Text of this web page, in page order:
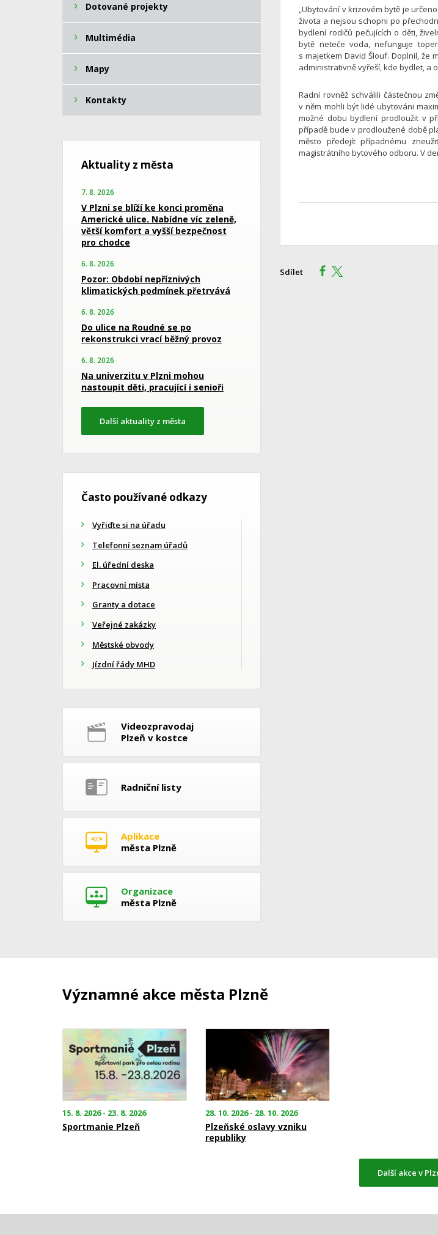
„Ubytování v krizovém bytě je
života a nejsou schopni po
bydlení rodičů pečujících o děti,
bytě neteče voda, nefunguje
s majetkem David Šlouf. Doplnil, že
administrativně vyřeší, kde bydlet, a
Radní rovněž schválili částečnou
v něm mohli být lidé ubytováni
možné dobu bydlení prodloužit v
případě bude v prodloužené době
město předejít případnému
magistrátního bytového odboru. V
Sdílet
Dotované projekty
Multimédia
Mapy
Kontakty
Aktuality z města
7. 8. 2026
V Plzni se blíží ke konci proměna
Americké ulice. Nabídne víc zeleně,
větší komfort a vyšší bezpečnost
pro chodce
6. 8. 2026
Pozor: Období nepříznivých
klimatických podmínek přetrvává
6. 8. 2026
Do ulice na Roudné se po
rekonstrukci vrací běžný provoz
6. 8. 2026
Na univerzitu v Plzni mohou
nastoupit děti, pracující i senioři
Další aktuality z města
Často používané odkazy
Vyřiďte si na úřadu
Telefonní seznam úřadů
El. úřední deska
Pracovní místa
Granty a dotace
Veřejné zakázky
Městské obvody
Jízdní řády MHD
Videozpravodaj
Plzeň v kostce
Radniční listy
Aplikace
města Plzně
Organizace
města Plzně
Významné akce města Plzně
15. 8. 2026 - 23. 8. 2026
Sportmanie Plzeň
28. 10. 2026 - 28. 10. 2026
Plzeňské oslavy vzniku
republiky
Další akce v